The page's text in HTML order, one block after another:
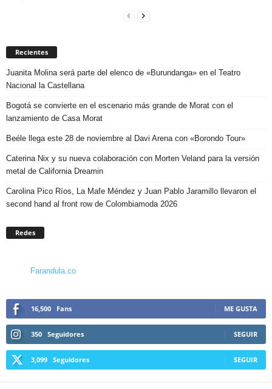
Recientes
Juanita Molina será parte del elenco de «Burundanga» en el Teatro
Nacional la Castellana
Bogotá se convierte en el escenario más grande de Morat con el
lanzamiento de Casa Morat
Beéle llega este 28 de noviembre al Davi Arena con «Borondo Tour»
Caterina Nix y su nueva colaboración con Morten Veland para la versión
metal de California Dreamin
Carolina Pico Ríos, La Mafe Méndez y Juan Pablo Jaramillo llevaron el
second hand al front row de Colombiamoda 2026
Redes
Farandula.co
16,500 Fans ME GUSTA
350 Seguidores SEGUIR
3,099 Seguidores SEGUIR